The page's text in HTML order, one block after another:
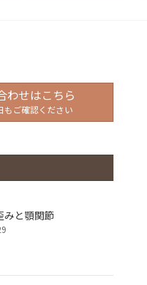
わせはこちら
もご確認ください
みと顎関節